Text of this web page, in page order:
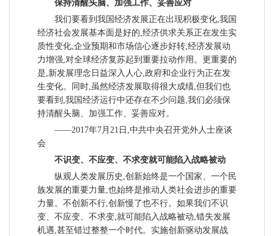
保持清醒头脑、加强工作、妥善应对
我们要看到我国经济发展正在出现积极变化,我国
经济社会发展基本面是好的,经济供求关系正在发生实
质性变化,企业预期和市场信心逐步好转,经济发展动
力增强,对全球经济复苏起到重要拉动作用。更重要的
是,新发展理念日益深入人心,政府和企业行为正在发
生变化。同时,虽然经济发展取得很大成绩,但我们也
要看到,我国经济运行中还存在不少问题,我们必须保
持清醒头脑、加强工作、妥善应对。
——2017年7月21日,中共中央召开党外人士座谈
会
不识变、不应变、不求变就可能陷入战略被动
纵观人类发展历史,创新始终是一个国家、一个民
族发展的重要力量,也始终是推动人类社会进步的重要
力量。不创新不行,创新慢了也不行。如果我们不识
变、不应变、不求变,就可能陷入战略被动,错失发展
机遇,甚至错过整整一个时代。实施创新驱动发展战